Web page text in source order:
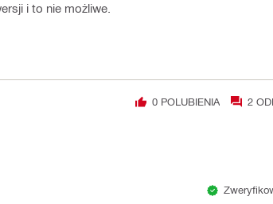
i to nie możliwe.
0POLUBIENIA 2